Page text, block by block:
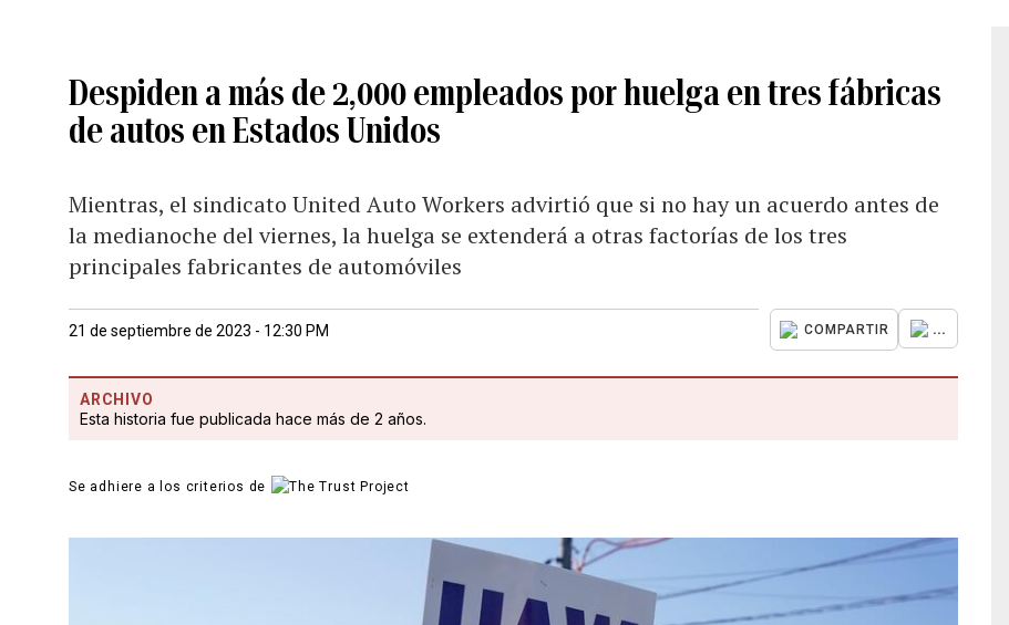
Despiden a más de 2,000 empleados por huelga en tres fábricas
de autos en Estados Unidos
Mientras, el sindicato United Auto Workers advirtió que si no hay un acuerdo antes de
la medianoche del viernes, la huelga se extenderá a otras factorías de los tres
principales fabricantes de automóviles
21 de septiembre de 2023 - 12:30 PM COMPARTIR ...
ARCHIVO
Esta historia fue publicada hace más de 2 años.
Se adhiere a los criterios de